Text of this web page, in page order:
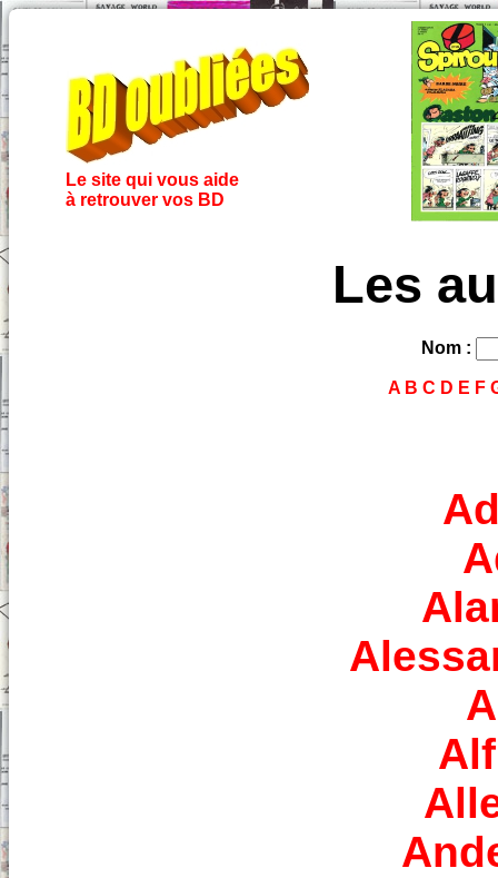
Le site qui vous aide
à retrouver vos BD
Les
Nom :
A B C D E F